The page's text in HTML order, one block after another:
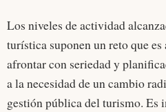
Los niveles de actividad
turística suponen un reto que
afrontar con seriedad y
a la necesidad de un cambio
gestión pública del turismo. Es